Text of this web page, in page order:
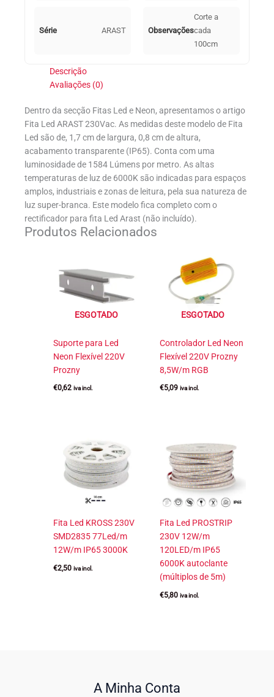
Série ARAST Observações
Corte a
cada
100cm
Descrição
Avaliações (0)
Dentro da secção Fitas Led e Neon, apresentamos o artigo
Fita Led ARAST 230Vac. As medidas deste modelo de Fita
Led são de, 1,7 cm de largura, 0,8 cm de altura,
acabamento transparente (IP65). Conta com uma
luminosidade de 1584 Lúmens por metro. As altas
temperaturas de luz de 6000K são indicadas para espaços
amplos, industriais e zonas de leitura, pela sua natureza de
luz super-branca. Este modelo fica completo com o
rectificador para fita Led Arast (não incluído).
Produtos Relacionados
ESGOTADO
Suporte para Led
Neon Flexível 220V
Prozny
€0,62 iva incl.
ESGOTADO
Controlador Led Neon
Flexível 220V Prozny
8,5W/m RGB
€5,09 iva incl.
Fita Led KROSS 230V
SMD2835 77Led/m
12W/m IP65 3000K
€2,50 iva incl.
Fita Led PROSTRIP
230V 12W/m
120LED/m IP65
6000K autoclante
(múltiplos de 5m)
€5,80 iva incl.
A Minha Conta